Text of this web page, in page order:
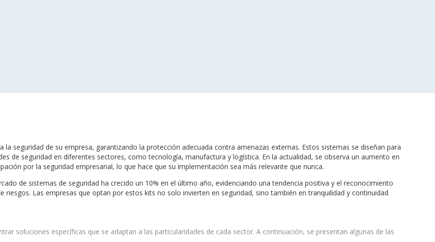
la seguridad de su empresa, garantizando la protección adecuada contra amenazas externas. Estos sistemas se diseñan para
de seguridad en diferentes sectores, como tecnología, manufactura y logística. En la actualidad, se observa un aumento en
por la seguridad empresarial, lo que hace que su implementación sea más relevante que nunca.
de sistemas de seguridad ha crecido un 10% en el último año, evidenciando una tendencia positiva y el reconocimiento
riesgos. Las empresas que optan por estos kits no solo invierten en seguridad, sino también en tranquilidad y continuidad
soluciones específicas que se adaptan a las particularidades de cada sector. A continuación, se presentan algunas de las